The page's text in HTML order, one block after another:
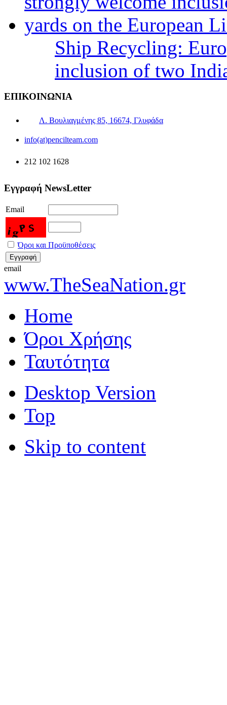
Ship Recycling:
inclusion of two
ΕΠΙΚΟΙΝΩΝΙΑ
Λ. Βουλιαγμένης 85, 16674, Γλυφάδα
info(at)pencilteam.com
212 102 1628
Εγγραφή NewsLetter
Email
Όροι και Προϋποθέσεις
email
www.TheSeaNation.gr
Home
Όροι Χρήσης
Ταυτότητα
Desktop Version
Top
Skip to content